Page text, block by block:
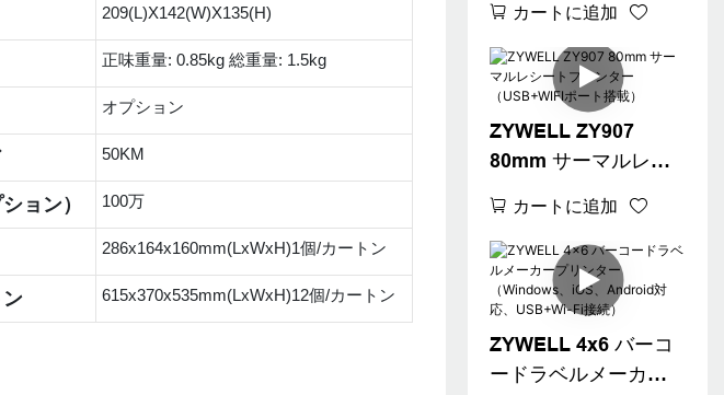
ンター
カートに追加
ZYWELL ZY907
80mm サーマルレシ
（USB+WIFIポート搭
載）
カートに追加
ZYWELL 4x6 バーコ
ードラベルメーカー
209(L)X142(W)X135(H)
正味重量: 0.85kg 総重量: 1.5kg
オプション
50KM
ョン） 100万
286x164x160mm(LxWxH)1個/カートン
615x370x535mm(LxWxH)12個/カートン